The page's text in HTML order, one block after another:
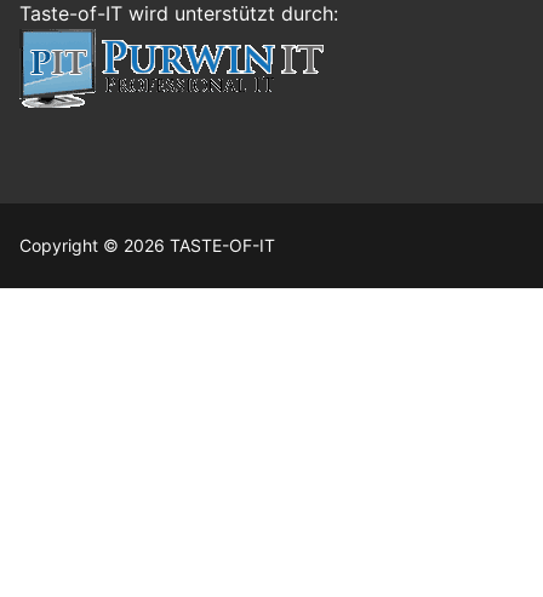
Taste-of-IT wird unterstützt durch:
Copyright © 2026 TASTE-OF-IT